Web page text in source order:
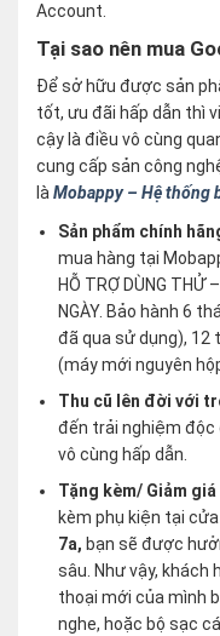
Account.
Tại sao nên mua
Để sở hữu được sản
tốt, ưu đãi hấp dẫn thì
cậy là điều vô cùng
cung cấp sản công
là Mobappy – Hệ thống
Sản phẩm chính
mua hàng tại
HỖ TRỢ DÙNG THỬ
NGÀY. Bảo hành 6
đã qua sử dụng), 12
(máy mới nguyên
Thu cũ lên đời với
đến trải nghiệm độc
vô cùng hấp dẫn.
Tặng kèm/ Giảm
kèm phụ kiện tại
7a, bạn sẽ được
sâu. Như vậy, khách
thoại mới của mình
nghe, hoặc bộ sạc